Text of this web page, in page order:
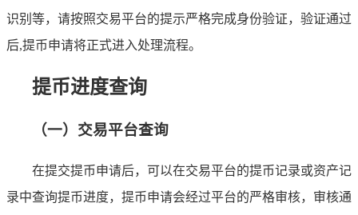
识别等，请按照交易平台的提示严格完成身份验证，验证通过
后,提币申请将正式进入处理流程。
提币进度查询
（一）交易平台查询
在提交提币申请后，可以在交易平台的提币记录或资产记
录中查询提币进度，提币申请会经过平台的严格审核，审核通